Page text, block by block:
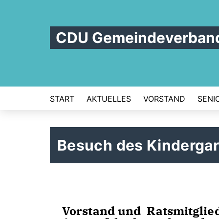
CDU
START AKTUELLES VORSTAND
Besuch des
Vorstand und